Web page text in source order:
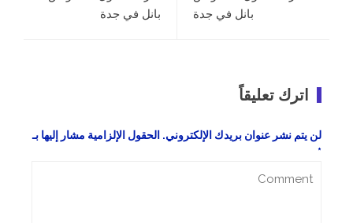
بانل في جدة
بانل في جدة
اترك تعليقاً
لن يتم نشر عنوان بريدك الإلكتروني. الحقول الإلزامية مشار إليها بـ
*